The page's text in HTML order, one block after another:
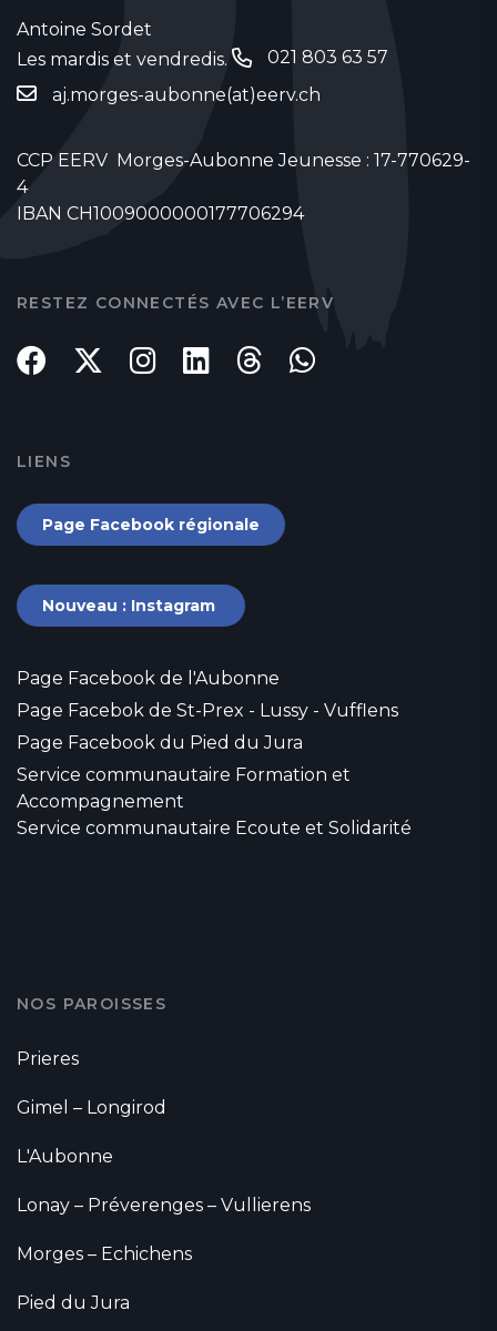
Antoine Sordet
Les mardis et vendredis.
021 803 63 57
aj.morges-aubonne(at)eerv.ch
CCP EERV Morges-Aubonne Jeunesse : 17-770629-
4
IBAN CH1009000000177706294
RESTEZ CONNECTÉS AVEC L’EERV
LIENS
Page Facebook régionale
Nouveau : Instagram
Page Facebook de l'Aubonne
Page Facebok de St-Prex - Lussy - Vufflens
Page Facebook du Pied du Jura
Service communautaire Formation et
Accompagnement
Service communautaire Ecoute et Solidarité
NOS PAROISSES
Prieres
Gimel – Longirod
L'Aubonne
Lonay – Préverenges – Vullierens
Morges – Echichens
Pied du Jura